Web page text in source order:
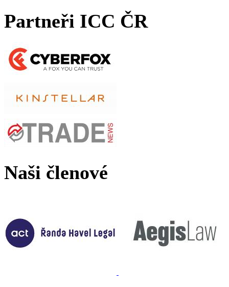
Partneři ICC ČR
Naši členové